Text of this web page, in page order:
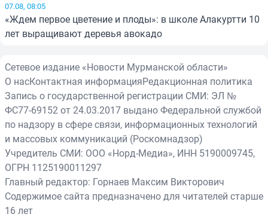
07.08, 08:05
«Ждем первое цветение и плоды»: в школе Алакуртти 10
лет выращивают деревья авокадо
Сетевое издание «Новости Мурманской области»
О насКонтактная информацияРедакционная политика
Запись о государственной регистрации СМИ: ЭЛ №
ФС77-69152 от 24.03.2017 выдано Федеральной службой
по надзору в сфере связи, информационных технологий
и массовых коммуникаций (Роскомнадзор)
Учредитель СМИ: ООО «Норд-Медиа», ИНН 5190009745,
ОГРН 1125190011297
Главный редактор: Горнаев Максим Викторович
Содержимое сайта предназначено для читателей старше
16 лет